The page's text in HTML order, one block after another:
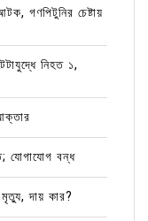
গণপিটুনির চেষ্টায়
নিহত ১,
যোগাযোগ বন্ধ
দায় কার?